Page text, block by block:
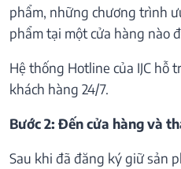
phẩm, những chương trình
phẩm tại một cửa hàng nào
Hệ thống Hotline của IJC hỗ
khách hàng 24/7.
Bước 2: Đến cửa hàng và
Sau khi đã đăng ký giữ sản